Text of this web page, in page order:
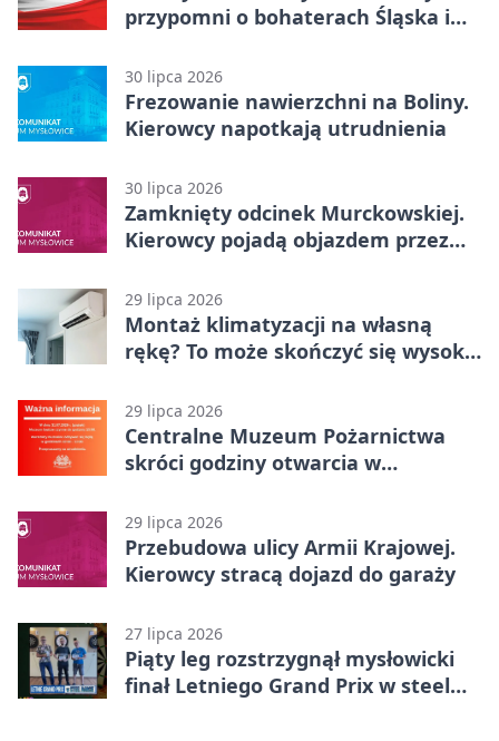
przypomni o bohaterach Śląska i
30 lipca 2026
Frezowanie nawierzchni na Boliny.
Kierowcy napotkają utrudnienia
30 lipca 2026
Zamknięty odcinek Murckowskiej.
Kierowcy pojadą objazdem przez
29 lipca 2026
Montaż klimatyzacji na własną
rękę? To może skończyć się wysoką
29 lipca 2026
Centralne Muzeum Pożarnictwa
skróci godziny otwarcia w
29 lipca 2026
Przebudowa ulicy Armii Krajowej.
Kierowcy stracą dojazd do garaży
27 lipca 2026
Piąty leg rozstrzygnął mysłowicki
finał Letniego Grand Prix w steel